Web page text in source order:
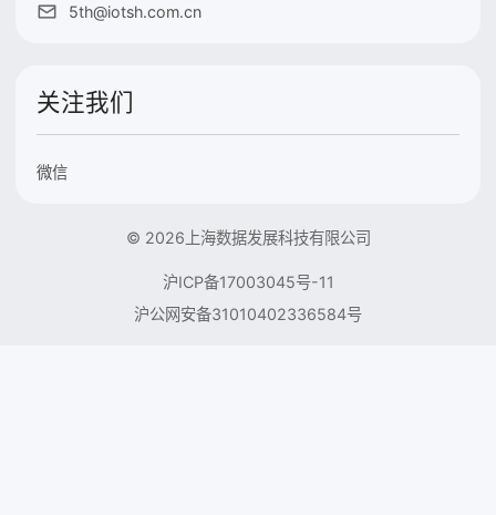
5th@iotsh.com.cn
关注我们
微信
© 2026上海数据发展科技有限公司
沪ICP备17003045号-11
沪公网安备31010402336584号